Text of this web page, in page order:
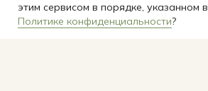
этим сервисом в порядке, указанном в
Политике конфиденциальности?